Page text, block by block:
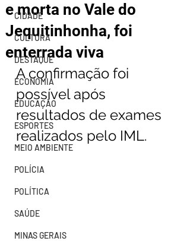
CIDADE
CULTURA
DESTAQUE
ECONOMIA
EDUCAÇÃO
ESPORTES
MEIO AMBIENTE
POLÍCIA
POLÍTICA
SAÚDE
MINAS GERAIS
e morta no Vale do
Jequitinhonha, foi
enterrada viva
A confirmação foi
possível após
resultados de exames
realizados pelo IML.